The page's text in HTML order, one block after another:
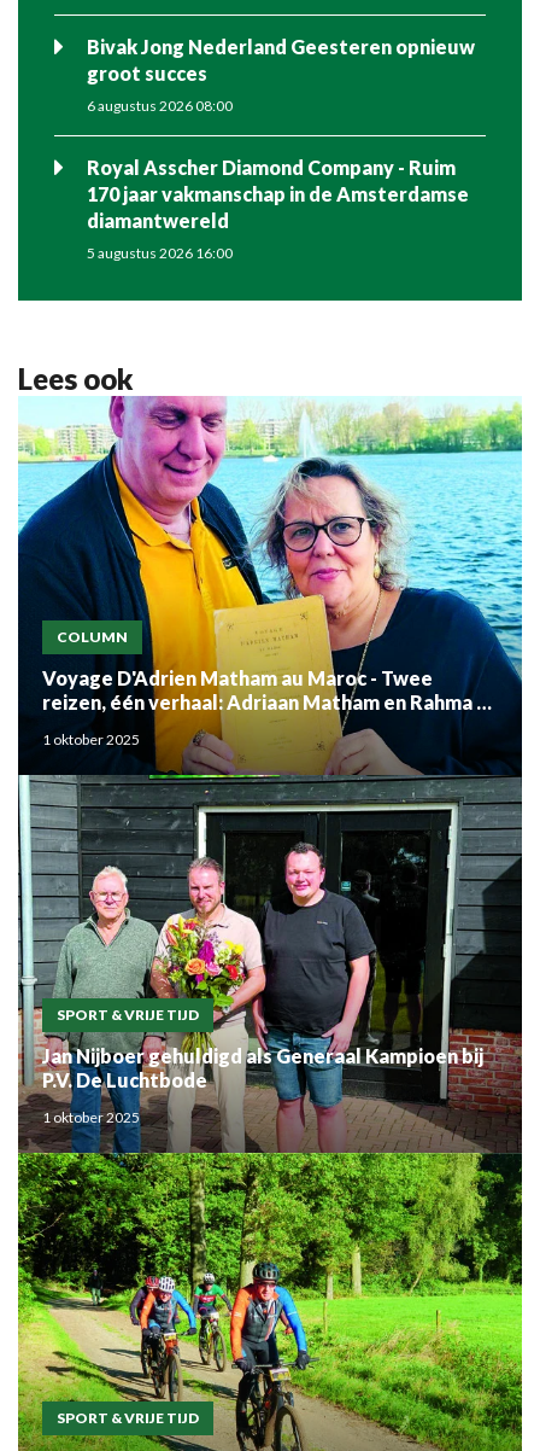
Bivak Jong Nederland Geesteren opnieuw
groot succes
6 augustus 2026 08:00
Royal Asscher Diamond Company - Ruim
170 jaar vakmanschap in de Amsterdamse
diamantwereld
5 augustus 2026 16:00
Lees ook
COLUMN
Voyage D'Adrien Matham au Maroc - Twee
reizen, één verhaal: Adriaan Matham en Rahma el
Mouden
1 oktober 2025
SPORT & VRIJE TIJD
Jan Nijboer gehuldigd als Generaal Kampioen bij
P.V. De Luchtbode
1 oktober 2025
SPORT & VRIJE TIJD